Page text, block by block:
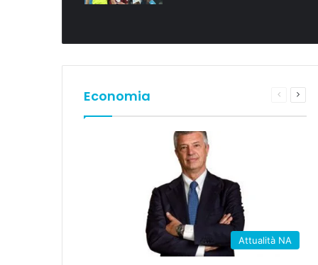
Economia
Pagina
Attualità NA